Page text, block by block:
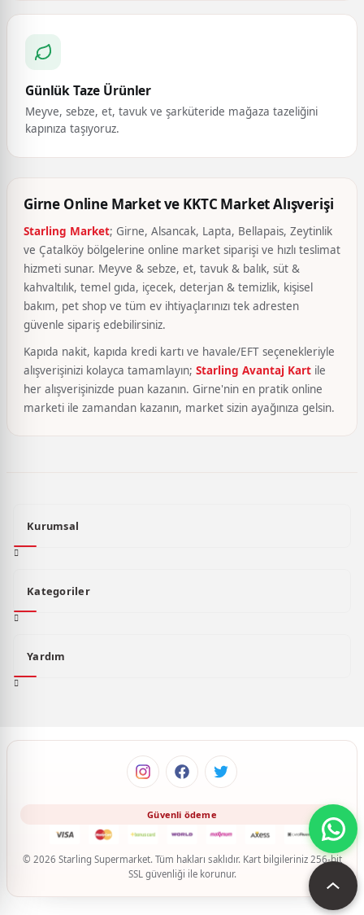
Günlük Taze Ürünler
Meyve, sebze, et, tavuk ve şarküteride mağaza tazeliğini
kapınıza taşıyoruz.
Girne Online Market ve KKTC Market Alışverişi
Starling Market; Girne, Alsancak, Lapta, Bellapais, Zeytinlik
ve Çatalköy bölgelerine online market siparişi ve hızlı teslimat
hizmeti sunar. Meyve & sebze, et, tavuk & balık, süt &
kahvaltılık, temel gıda, içecek, deterjan & temizlik, kişisel
bakım, pet shop ve tüm ev ihtiyaçlarınızı tek adresten
güvenle sipariş edebilirsiniz.
Kapıda nakit, kapıda kredi kartı ve havale/EFT seçenekleriyle
alışverişinizi kolayca tamamlayın; Starling Avantaj Kart ile
her alışverişinizde puan kazanın. Girne'nin en pratik online
marketi ile zamandan kazanın, market sizin ayağınıza gelsin.
Kurumsal
Kategoriler
Yardım
© 2026 Starling Supermarket. Tüm hakları saklıdır. Kart bilgileriniz 256-bit
SSL güvenliği ile korunur.